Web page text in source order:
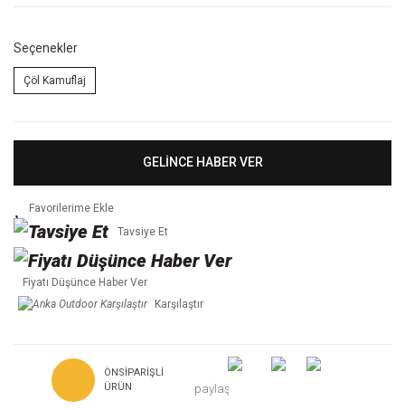
Seçenekler
Çöl Kamuflaj
GELİNCE HABER VER
Tavsiye Et
Fiyatı Düşünce Haber Ver
Karşılaştır
ÖNSIPARIŞLI
ÜRÜN
paylaş